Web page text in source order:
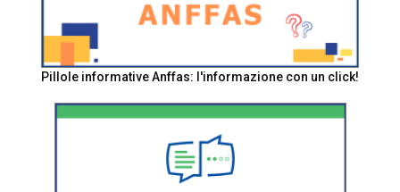
Pillole informative Anffas: l'informazione con un click!